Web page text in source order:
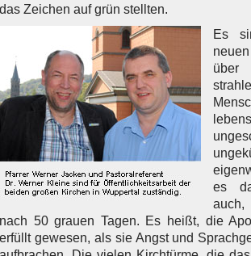
das Zeichen auf grün stellten.
Es
es
auch,
nach 50 grauen Tagen. Es heißt, die
erfüllt gewesen, als sie Angst und